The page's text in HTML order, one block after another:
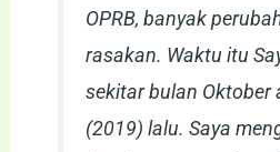
OPRB, banyak
rasakan. Waktu itu
sekitar bulan Oktober
(2019) lalu. Saya